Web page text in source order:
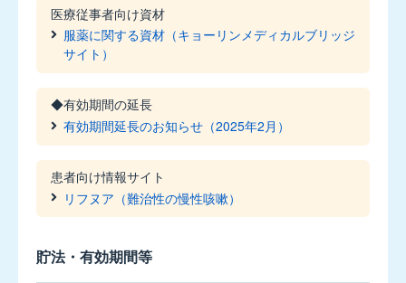
60
吸
カ
行
キ
プ
ス
医療従事者向け資材
服薬に関する資材（キョーリンメディカルブリッジ
サイト）
◆有効期間の延長
有効期間延長のお知らせ（2025年2月）
患者向け情報サイト
リフヌア（難治性の慢性咳嗽）
貯法・有効期間等